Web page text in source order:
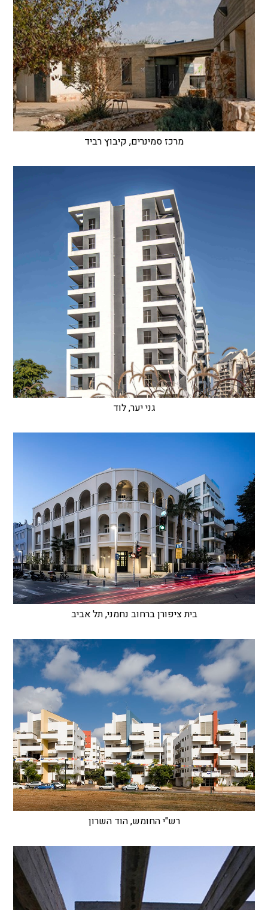
מרכז סמינרים, קיבוץ רביד
גני יער, לוד
בית ציפורן ברחוב נחמני, תל אביב
רש"י החומש, הוד השרון